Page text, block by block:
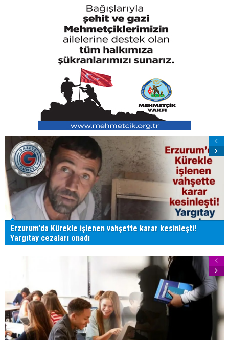
Erzurum'da Kürekle işlenen vahşette karar kesinleşti!
Yargıtay cezaları onadı